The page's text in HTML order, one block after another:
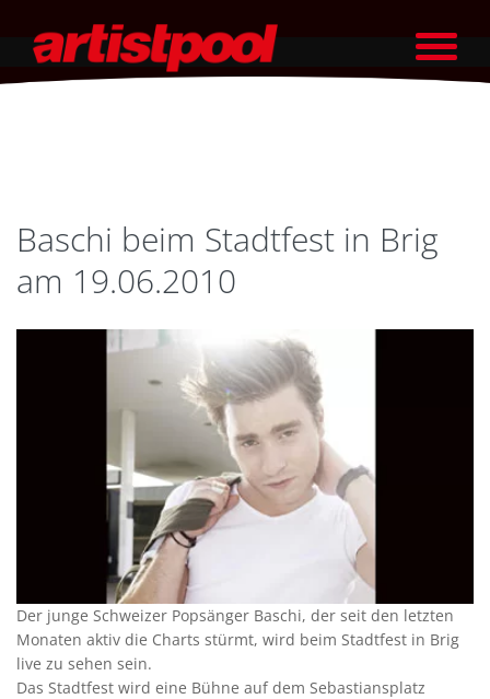
Baschi beim Stadtfest in Brig
am 19.06.2010
Der junge Schweizer Popsänger Baschi, der seit den letzten
Monaten aktiv die Charts stürmt, wird beim Stadtfest in Brig
live zu sehen sein.
Das Stadtfest wird eine Bühne auf dem Sebastiansplatz